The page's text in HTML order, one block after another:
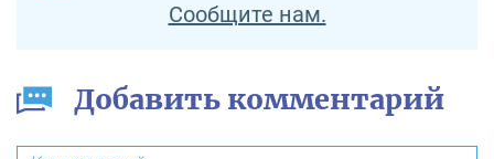
Сообщите нам.
Добавить комментарий